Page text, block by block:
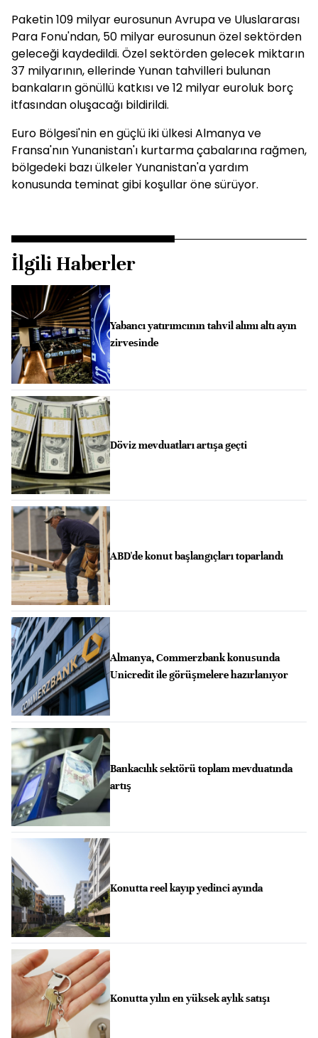
Paketin 109 milyar eurosunun Avrupa ve Uluslararası
Para Fonu'ndan, 50 milyar eurosunun özel sektörden
geleceği kaydedildi. Özel sektörden gelecek miktarın
37 milyarının, ellerinde Yunan tahvilleri bulunan
bankaların gönüllü katkısı ve 12 milyar euroluk borç
itfasından oluşacağı bildirildi.
Euro Bölgesi'nin en güçlü iki ülkesi Almanya ve
Fransa'nın Yunanistan'ı kurtarma çabalarına rağmen,
bölgedeki bazı ülkeler Yunanistan'a yardım
konusunda teminat gibi koşullar öne sürüyor.
İlgili Haberler
Yabancı yatırımcının tahvil alımı altı ayın
zirvesinde
Döviz mevduatları artışa geçti
ABD'de konut başlangıçları toparlandı
Almanya, Commerzbank konusunda
Unicredit ile görüşmelere hazırlanıyor
Bankacılık sektörü toplam mevduatında
artış
Konutta reel kayıp yedinci ayında
Konutta yılın en yüksek aylık satışı